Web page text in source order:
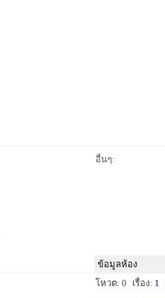
อื่นๆ:
ข้อมูลห้อง
โหวต: 0
เรื่อง: 1